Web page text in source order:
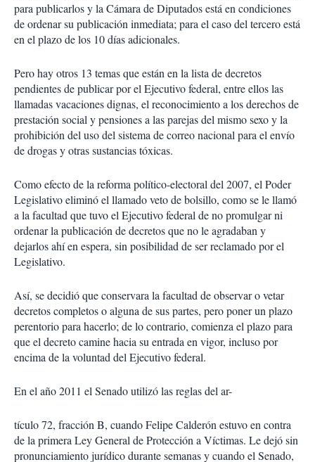
para publicarlos y la Cámara de Diputados está en condiciones
de ordenar su publicación inmediata; para el caso del tercero está
en el plazo de los 10 días adicionales.
Pero hay otros 13 temas que están en la lista de decretos
pendientes de publicar por el Ejecutivo federal, entre ellos las
llamadas vacaciones dignas, el reconocimiento a los derechos de
prestación social y pensiones a las parejas del mismo sexo y la
prohibición del uso del sistema de correo nacional para el envío
de drogas y otras sustancias tóxicas.
Como efecto de la reforma político-electoral del 2007, el Poder
Legislativo eliminó el llamado veto de bolsillo, como se le llamó
a la facultad que tuvo el Ejecutivo federal de no promulgar ni
ordenar la publicación de decretos que no le agradaban y
dejarlos ahí en espera, sin posibilidad de ser reclamado por el
Legislativo.
Así, se decidió que conservara la facultad de observar o vetar
decretos completos o alguna de sus partes, pero poner un plazo
perentorio para hacerlo; de lo contrario, comienza el plazo para
que el decreto camine hacia su entrada en vigor, incluso por
encima de la voluntad del Ejecutivo federal.
En el año 2011 el Senado utilizó las reglas del ar-
tículo 72, fracción B, cuando Felipe Calderón estuvo en contra
de la primera Ley General de Protección a Víctimas. Le dejó sin
pronunciamiento jurídico durante semanas y cuando el Senado,